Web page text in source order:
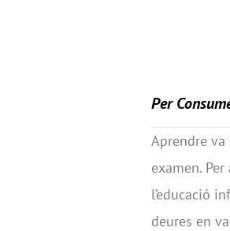
Per
Aprendre
examen.
l’educació
deures en